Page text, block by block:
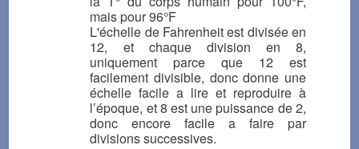
mais pour 96°F
L'échelle de Fahrenheit est divisée en
12, et chaque division en 8,
uniquement parce que 12 est
facilement divisible, donc donne une
échelle facile a lire et reproduire à
l’époque, et 8 est une puissance de 2,
donc encore facile a faire par
divisions successives.